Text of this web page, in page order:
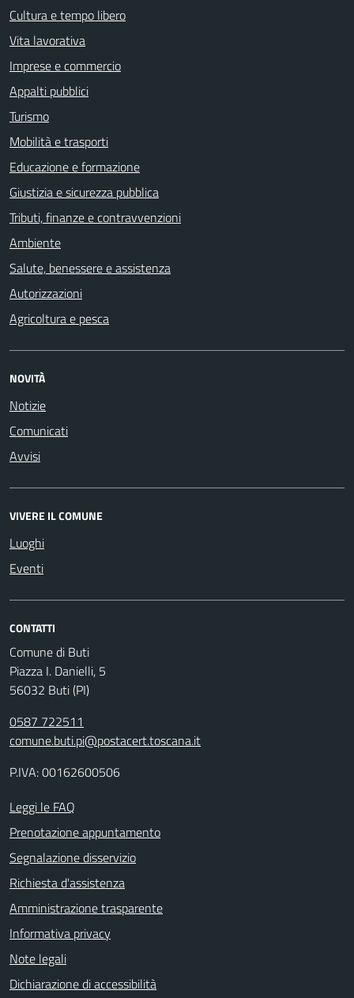
Cultura e tempo libero
Vita lavorativa
Imprese e commercio
Appalti pubblici
Turismo
Mobilità e trasporti
Educazione e formazione
Giustizia e sicurezza pubblica
Tributi, finanze e contravvenzioni
Ambiente
Salute, benessere e assistenza
Autorizzazioni
Agricoltura e pesca
NOVITÀ
Notizie
Comunicati
Avvisi
VIVERE IL COMUNE
Luoghi
Eventi
CONTATTI
Comune di Buti
Piazza I. Danielli, 5
56032 Buti (PI)
0587 722511
comune.buti.pi@postacert.toscana.it
P.IVA: 00162600506
Leggi le FAQ
Prenotazione appuntamento
Segnalazione disservizio
Richiesta d'assistenza
Amministrazione trasparente
Informativa privacy
Note legali
Dichiarazione di accessibilità